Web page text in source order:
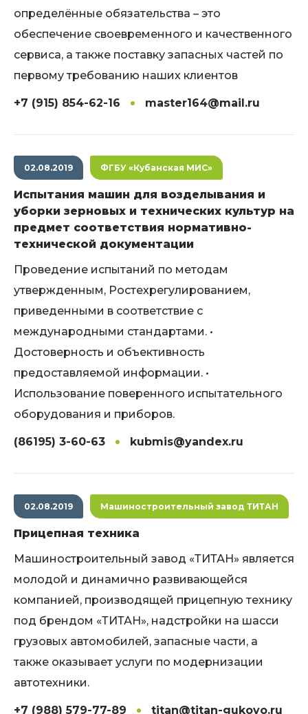
определённые обязательства – это
обеспечение своевременного и качественного
сервиса, а также поставку запасных частей по
первому требованию наших клиентов
+7 (915) 854-62-16 master164@mail.ru
02.08.2019 ФГБУ «Кубанская МИС»
Испытания машин для возделывания и
уборки зерновых и технических культур на
предмет соответствия нормативно-
технической документации
Проведение испытаний по методам
утвержденным, Ростехрегулированием,
приведенными в соответствие с
международными стандартами. •
Достоверность и объективность
предоставляемой информации. •
Использование поверенного испытательного
оборудования и приборов.
(86195) 3-60-63 kubmis@yandex.ru
02.08.2019 Машиностроительный завод ТИТАН
Прицепная техника
Машиностроительный завод «ТИТАН» является
молодой и динамично развивающейся
компанией, производящей прицепную технику
под брендом «ТИТАН», надстройки на шасси
грузовых автомобилей, запасные части, а
также оказывает услуги по модернизации
автотехники.
+7 (988) 579-77-89 titan@titan-gukovo.ru